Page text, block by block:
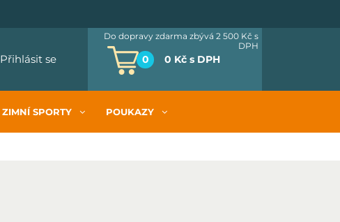
Přihlásit se 0 0 Kč s DPH
Do dopravy zdarma zbývá 2 500 Kč s
DPH
ZIMNÍ SPORTY POUKAZY